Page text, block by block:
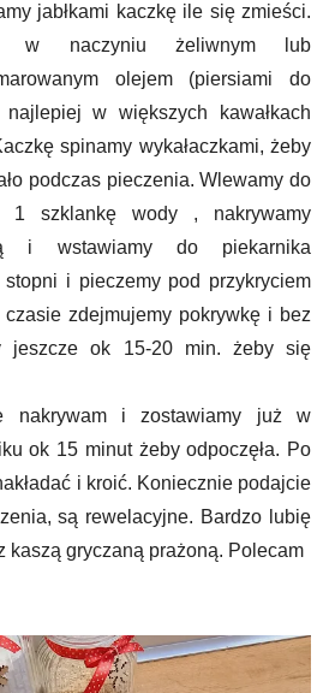
jabłkami kaczkę ile się zmieści.
w naczyniu żeliwnym lub
olejem (piersiami do
w większych kawałkach
spinamy wykałaczkami, żeby
podczas pieczenia. Wlewamy do
1 szklankę wody , nakrywamy
i wstawiamy do piekarnika
i pieczemy pod przykryciem
zdejmujemy pokrywkę i bez
jeszcze ok 15-20 min. żeby się
nakrywam i zostawiamy już w
ok 15 minut żeby odpoczęła. Po
i kroić. Koniecznie podajcie
są rewelacyjne. Bardzo lubię
kaszą gryczaną prażoną. Polecam